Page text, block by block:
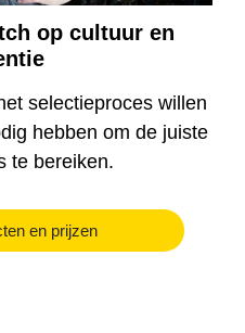
op cultuur en
selectieproces willen
hebben om de juiste
te bereiken.
en prijzen